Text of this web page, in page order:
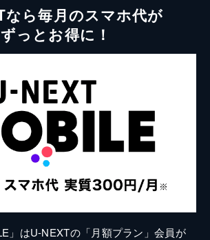
なら毎月のスマホ代が
ずっとお得に！
」はU-NEXTの「月額プラン」会員が